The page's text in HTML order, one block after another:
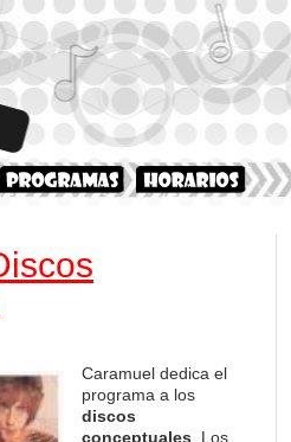
Caramuel dedica el
programa a los
discos
conceptuales . Los